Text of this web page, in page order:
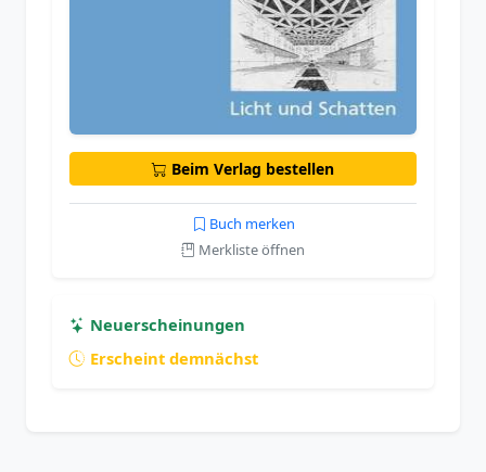
Beim Verlag bestellen
Buch merken
Merkliste öffnen
Neuerscheinungen
Erscheint demnächst